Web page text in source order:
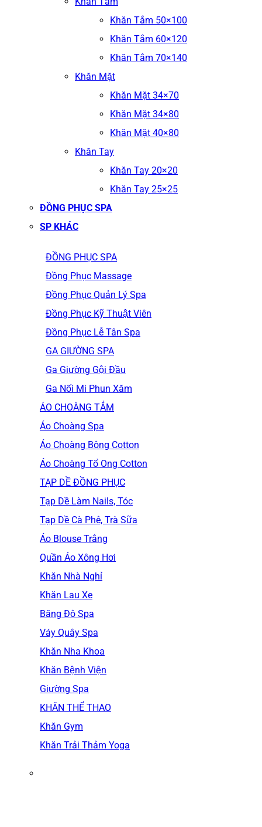
Khăn Tắm 50×100
Khăn Tắm 60×120
Khăn Tắm 70×140
Khăn Mặt
Khăn Mặt 34×70
Khăn Mặt 34×80
Khăn Mặt 40×80
Khăn Tay
Khăn Tay 20×20
Khăn Tay 25×25
ĐỒNG PHỤC SPA
SP KHÁC
ĐỒNG PHỤC SPA
Đồng Phục Massage
Đồng Phục Quản Lý Spa
Đồng Phục Kỹ Thuật Viên
Đồng Phục Lễ Tân Spa
GA GIƯỜNG SPA
Ga Giường Gội Đầu
Ga Nối Mi Phun Xăm
ÁO CHOÀNG TẮM
Áo Choàng Spa
Áo Choàng Bông Cotton
Áo Choàng Tổ Ong Cotton
TẠP DỀ ĐỒNG PHỤC
Tạp Dề Làm Nails, Tóc
Tạp Dề Cà Phê, Trà Sữa
Áo Blouse Trắng
Quần Áo Xông Hơi
Khăn Nhà Nghỉ
Khăn Lau Xe
Băng Đô Spa
Váy Quây Spa
Khăn Nha Khoa
Khăn Bệnh Viện
Giường Spa
KHĂN THỂ THAO
Khăn Gym
Khăn Trải Thảm Yoga